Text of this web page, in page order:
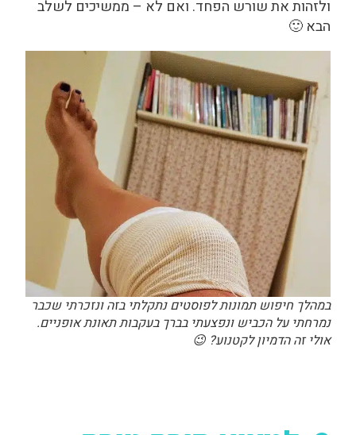
ולזהות את שורש הפחד. ואם לא – ממשיכים לשלב
הבא 🙂
במהלך חיפוש תמונות לפוסטים נתקלתי בזה ונזכרתי שכבר
נמרחתי על הכביש ונפצעתי בברך בעקבות תאונת אופניים.
אולי זה הדמיון לקטנוע? 😉